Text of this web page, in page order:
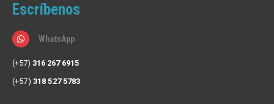
Escríbenos
WhatsApp
(+57) 316 267 6915
(+57) 318 527 5783